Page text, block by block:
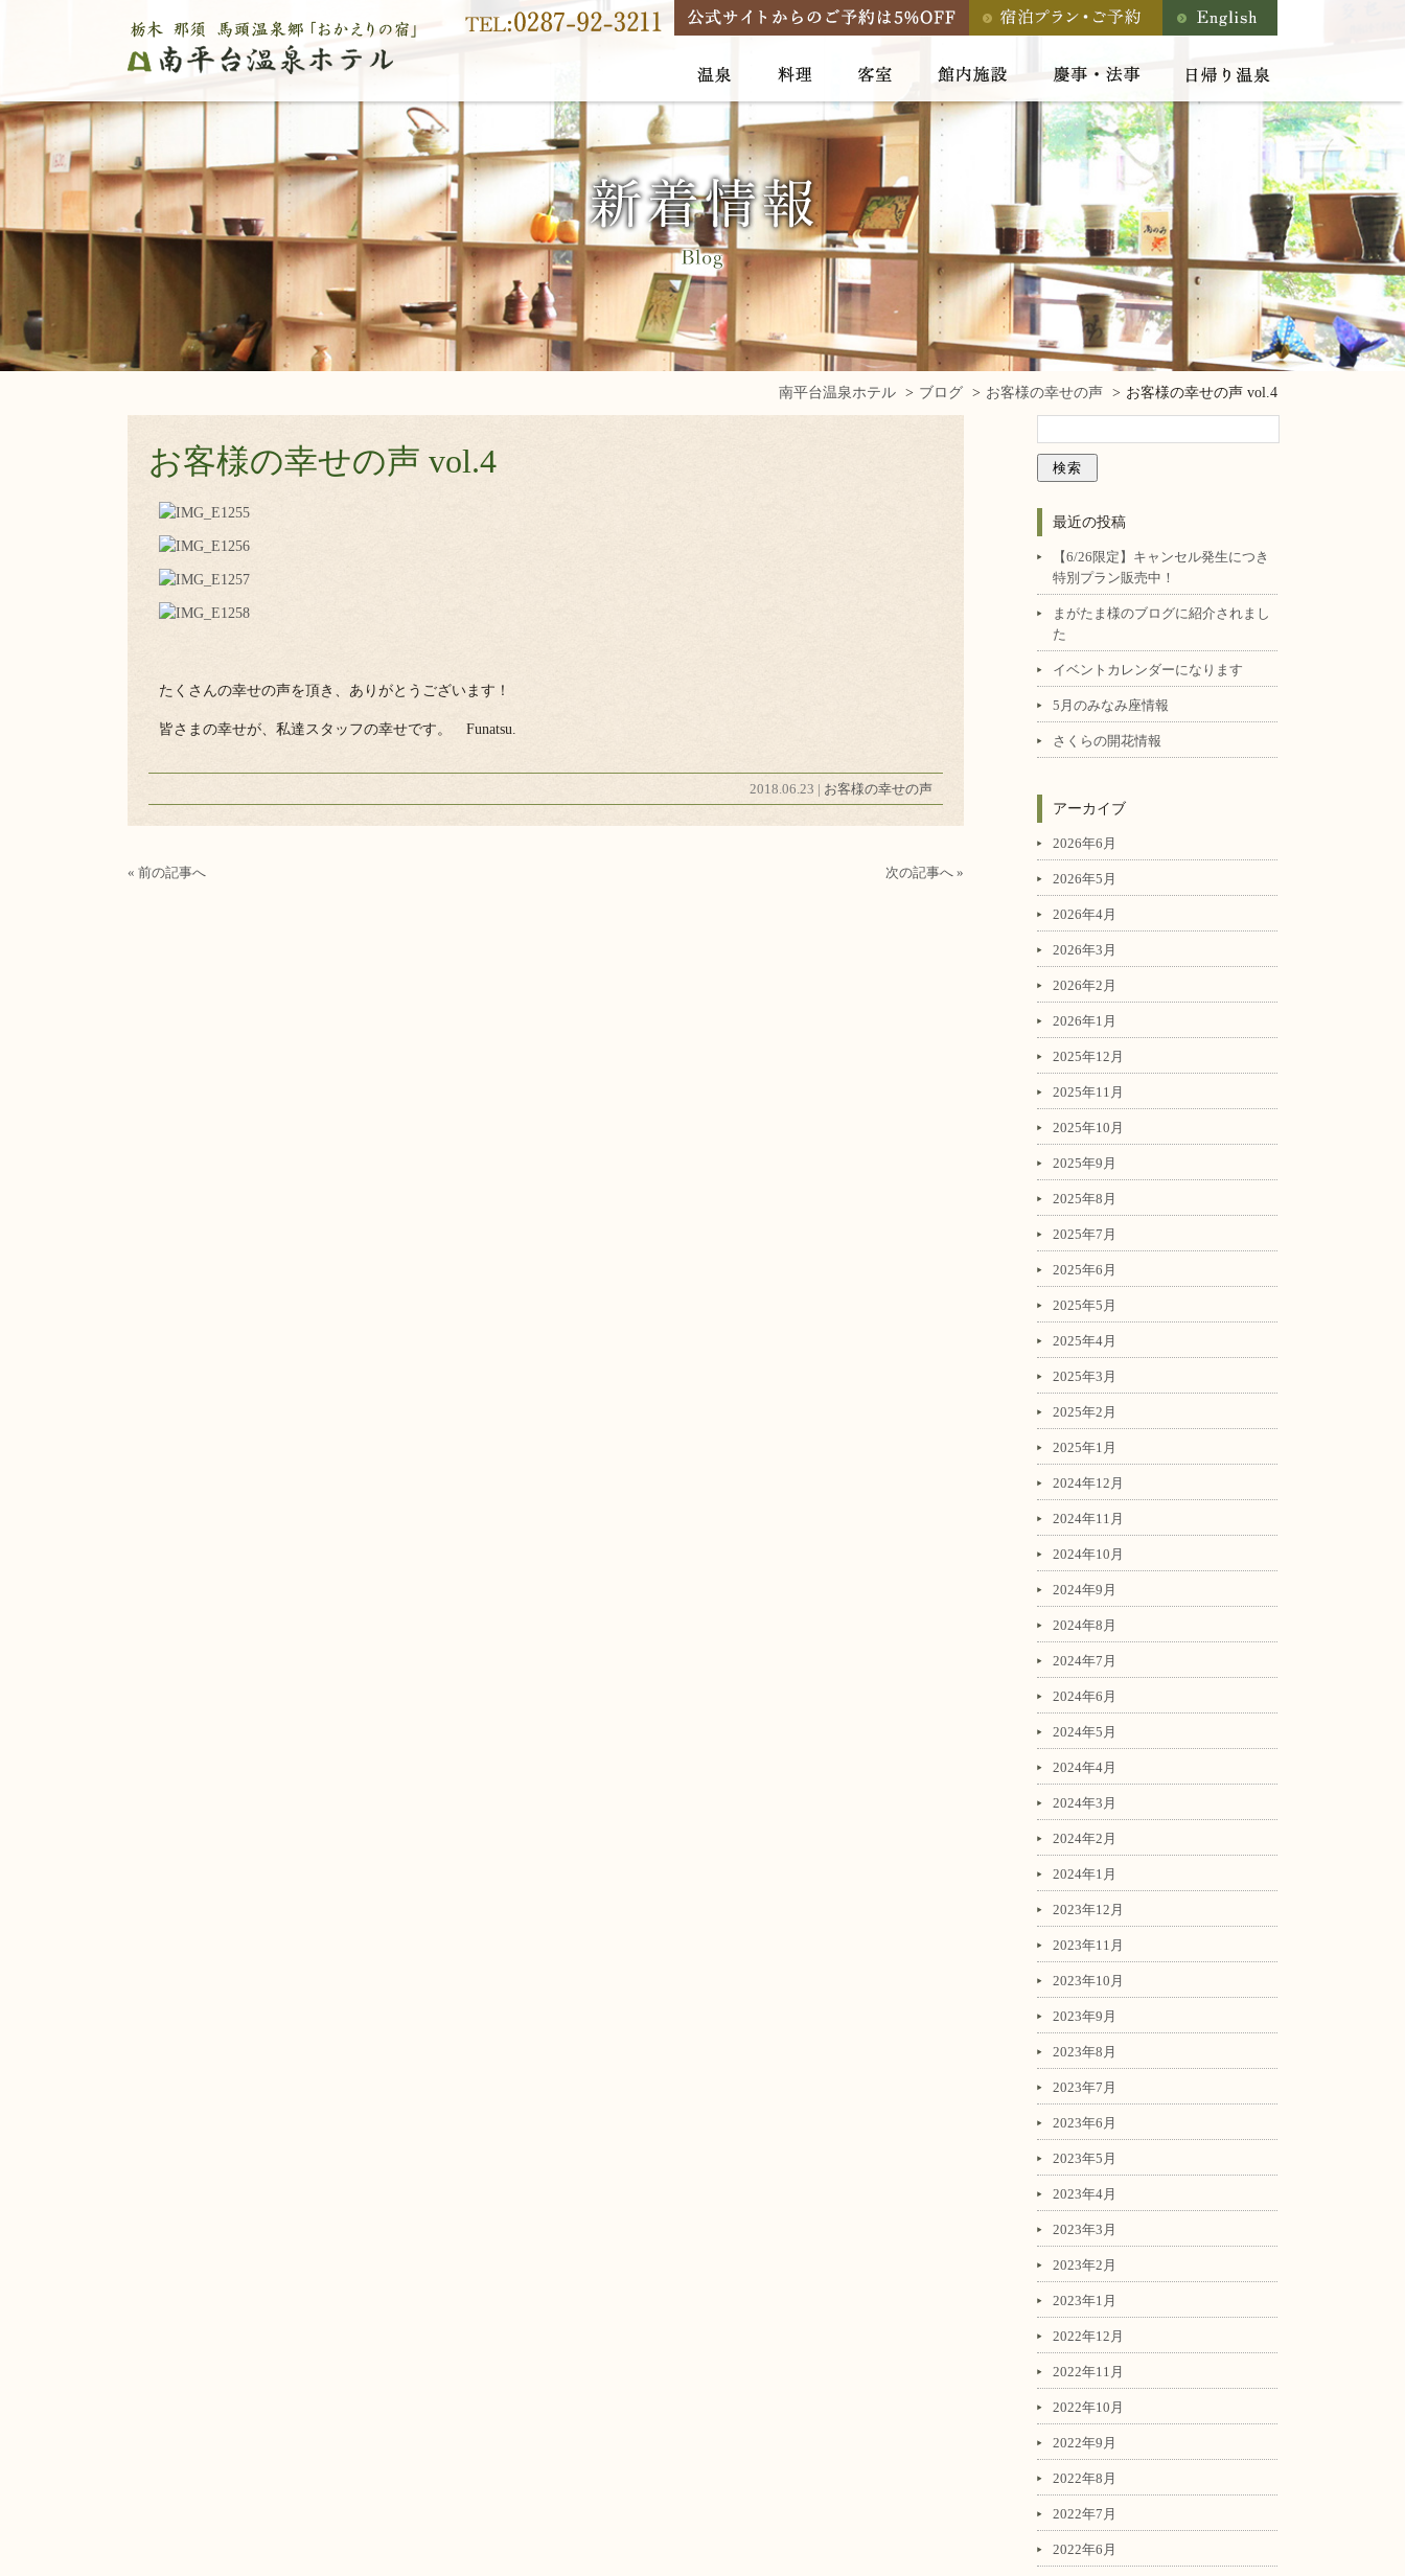
南平台温泉ホテル ブログ お客様の幸せの声 お客様の幸せの声 vol.4
お客様の幸せの声 vol.4
たくさんの幸せの声を頂き、ありがとうございます！
皆さまの幸せが、私達スタッフの幸せです。 Funatsu.
2018.06.23 | お客様の幸せの声
« 前の記事へ 次の記事へ »
最近の投稿
【6/26限定】キャンセル発生につき
特別プラン販売中！
まがたま様のブログに紹介されまし
た
イベントカレンダーになります
5月のみなみ座情報
さくらの開花情報
アーカイブ
2026年6月
2026年5月
2026年4月
2026年3月
2026年2月
2026年1月
2025年12月
2025年11月
2025年10月
2025年9月
2025年8月
2025年7月
2025年6月
2025年5月
2025年4月
2025年3月
2025年2月
2025年1月
2024年12月
2024年11月
2024年10月
2024年9月
2024年8月
2024年7月
2024年6月
2024年5月
2024年4月
2024年3月
2024年2月
2024年1月
2023年12月
2023年11月
2023年10月
2023年9月
2023年8月
2023年7月
2023年6月
2023年5月
2023年4月
2023年3月
2023年2月
2023年1月
2022年12月
2022年11月
2022年10月
2022年9月
2022年8月
2022年7月
2022年6月